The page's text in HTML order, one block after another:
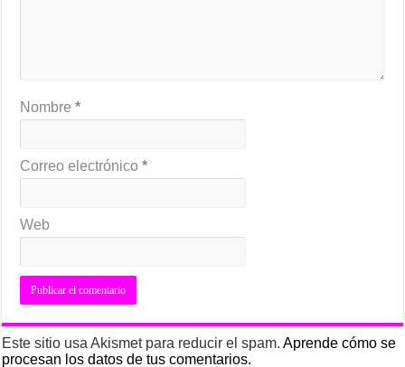
Nombre*
Correo electrónico*
Web
Este sitio usa Akismet para reducir el spam.Aprende cómo se
procesan los datos de tus comentarios.